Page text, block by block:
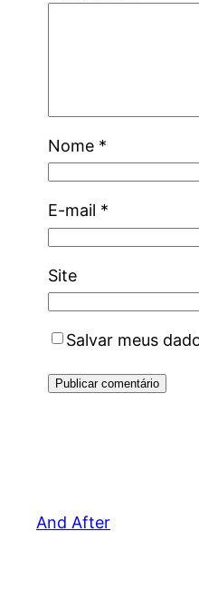
Nome *
E-mail *
Site
Salvar meus
And After